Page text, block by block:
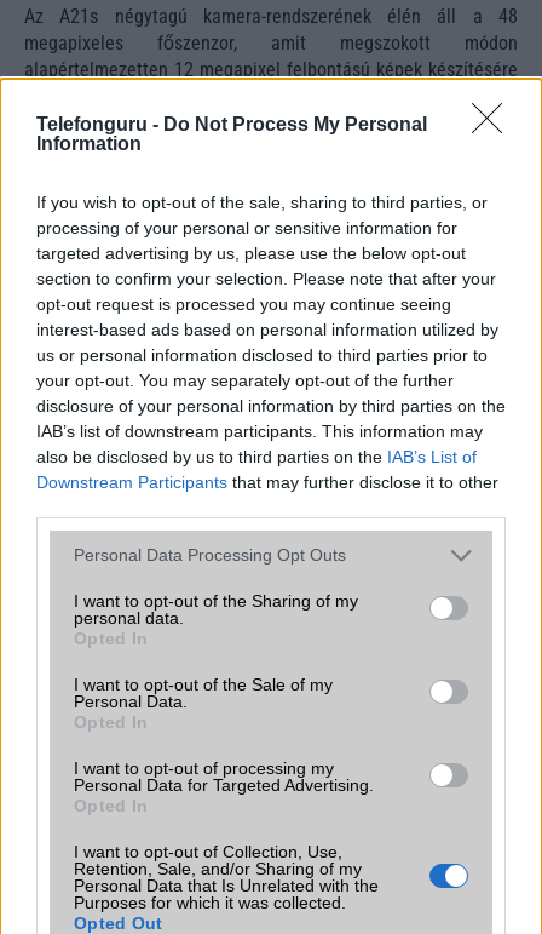
Telefonguru - Do Not Process My Personal
Information
If you wish to opt-out of the sale, sharing to third parties, or
processing of your personal or sensitive information for
targeted advertising by us, please use the below opt-out
section to confirm your selection. Please note that after your
opt-out request is processed you may continue seeing
interest-based ads based on personal information utilized by
us or personal information disclosed to third parties prior to
your opt-out. You may separately opt-out of the further
disclosure of your personal information by third parties on the
IAB’s list of downstream participants. This information may
also be disclosed by us to third parties on the IAB’s List of
Downstream Participants that may further disclose it to other
Please note that this website/app uses one or more Google
not limited to your visit or usage behaviour. You may click to
grant or deny consent to Google and its third-party tags to
use your data for below specified purposes in below Google
consent section.
Personal Data Processing Opt Outs
I want to opt-out of the Sharing of my
personal data.
Opted In
I want to opt-out of the Sale of my
Personal Data.
Opted In
I want to opt-out of processing my
Personal Data for Targeted Advertising.
Opted In
I want to opt-out of Collection, Use,
Retention, Sale, and/or Sharing of my
Personal Data that Is Unrelated with the
Purposes for which it was collected.
Opted Out
Az A21s négytagú kamera-rendszerének élén áll a 48
megapixeles főszenzor, amit megszokott módon
alapértelmezetten 12 megapixel felbontású képek készítésére
megörökítésére is. Az A21s-sel készített képek színei kicsit
túlszaturáltak, de minden esetre jól néznek ki, sötétben nem
A kamerasziget első ránézésre elég menő a négy szenzor
miatt, de a 2 megapixeles makró- és mélységszenzorokkal
legtöbb esetben nem sokat érünk. A képek, amiket velük lehet
készíteni, nem rosszak, de én nem tudtam igazán kihasználni.
A makro szép közeliket lő, QR-kód olvasáshoz tökéletes, de a
fényképezési műfaj, amihez hozzájárul, nem igazán az én
világom. Pláne nem a portréfotózás, amiben a mélységszenzor
segít, ezt leszámítva a hátteret a témától jól elkülöníti.
Eddig nem tettem említést a 8 megapixeles ultraszéles
zajtalan, ha van elég fény és utólag nem nagyítunk bele. Mivel
a széleslátószögű lencse fix fókuszos, nem érdemes tájképek
használni.
A képek nappali fényben remek vonalélességgel és
dinamikatartománnyal rendelkeznek, a képek megfelelően
gyorsított-, se lassított felvételek rögzítésére nincs lehetőség,
viszont készíthetünk makro, étel és portré
ez nem túl meglepő módon arcfelismerésre is használható,
ami nem túlzottan gyors, de az ujjlenyomat-olvasó mellé
megfelelő alternatíva lehet.